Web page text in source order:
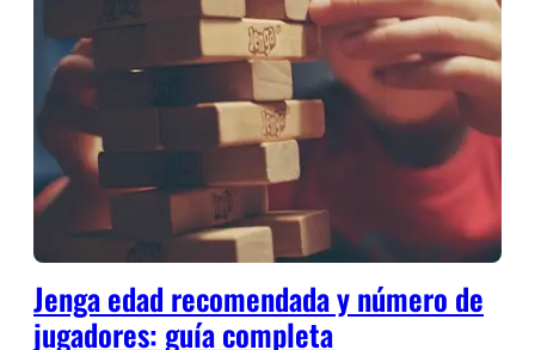
Jenga edad recomendada y número de
jugadores: guía completa